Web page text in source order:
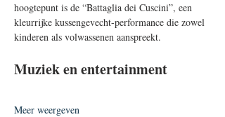
hoogtepunt is de “Battaglia dei Cuscini”, een
kleurrijke kussengevecht-performance die zowel
kinderen als volwassenen aanspreekt.
Muziek en entertainment
Meer weergeven